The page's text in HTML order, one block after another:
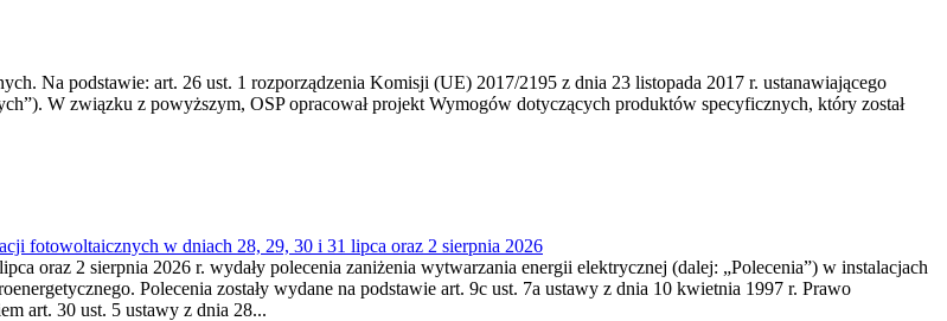
Na podstawie: art. 26 ust. 1 rozporządzenia Komisji (UE) 2017/2195 z dnia 23‍ listopada 2017 r. ustanawiającego
W związku z powyższym, OSP opracował projekt Wymogów dotyczących produktów specyficznych, który został
fotowoltaicznych w dniach 28, 29, 30 i 31 lipca oraz 2 sierpnia 2026
oraz 2 sierpnia 2026 r. wydały polecenia zaniżenia wytwarzania energii elektrycznej (dalej: „Polecenia”) w instalacjach
Polecenia zostały wydane na podstawie art. 9c ust. 7a ustawy z dnia 10 kwietnia 1997 r. Prawo
art. 30 ust. 5 ustawy z dnia 28...